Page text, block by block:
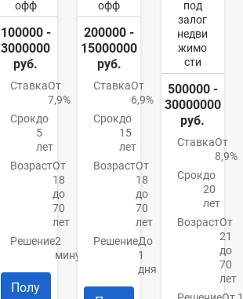
офф
100000 -
3000000
руб.
СтавкаОт
7,9%
Срокдо
5
лет
ВозрастОт
18
до
70
лет
Решение2
минуты
Полу
офф
200000 -
15000000
руб.
СтавкаОт
6,9%
Срокдо
15
лет
ВозрастОт
18
до
70
лет
РешениеДо
1
дня
под
залог
недви
жимо
сти
500000 -
30000000
руб.
СтавкаОт
8,9%
Срокдо
20
лет
ВозрастОт
21
до
70
лет